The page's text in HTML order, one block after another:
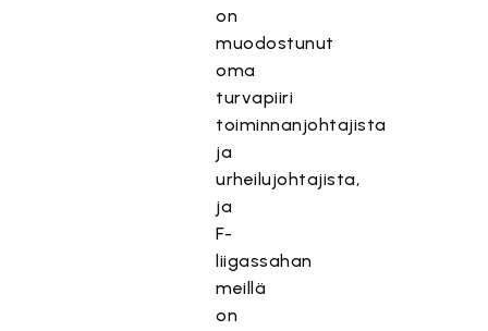
on
muodostunut
oma
turvapiiri
toiminnanjohtajista
ja
urheilujohtajista,
ja
F-
liigassahan
meillä
on